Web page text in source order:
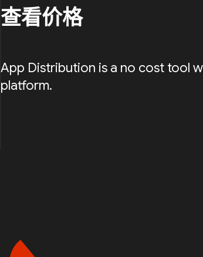
查看价格
App Distribution is a no cost tool
platform.